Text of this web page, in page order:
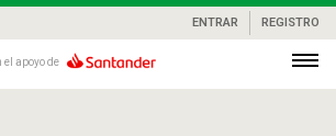
ENTRAR REGISTRO
el apoyo de